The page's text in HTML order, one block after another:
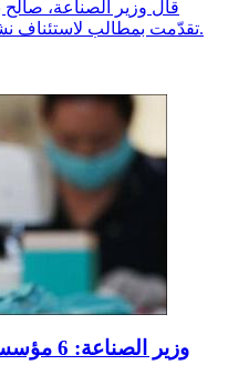
تقدّمت بمطالب لاستئناف
وزير